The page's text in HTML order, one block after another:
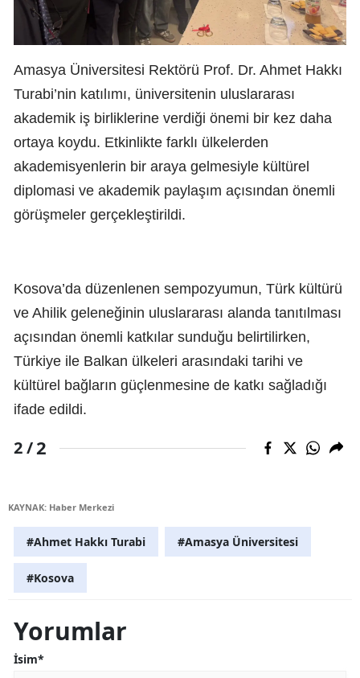
Amasya Üniversitesi Rektörü Prof. Dr. Ahmet Hakkı
Turabi’nin katılımı, üniversitenin uluslararası
akademik iş birliklerine verdiği önemi bir kez daha
ortaya koydu. Etkinlikte farklı ülkelerden
akademisyenlerin bir araya gelmesiyle kültürel
diplomasi ve akademik paylaşım açısından önemli
görüşmeler gerçekleştirildi.
Kosova’da düzenlenen sempozyumun, Türk kültürü
ve Ahilik geleneğinin uluslararası alanda tanıtılması
açısından önemli katkılar sunduğu belirtilirken,
Türkiye ile Balkan ülkeleri arasındaki tarihi ve
kültürel bağların güçlenmesine de katkı sağladığı
ifade edildi.
2 /2
KAYNAK: Haber Merkezi
#Ahmet Hakkı Turabi #Amasya Üniversitesi
#Kosova
Yorumlar
İsim*